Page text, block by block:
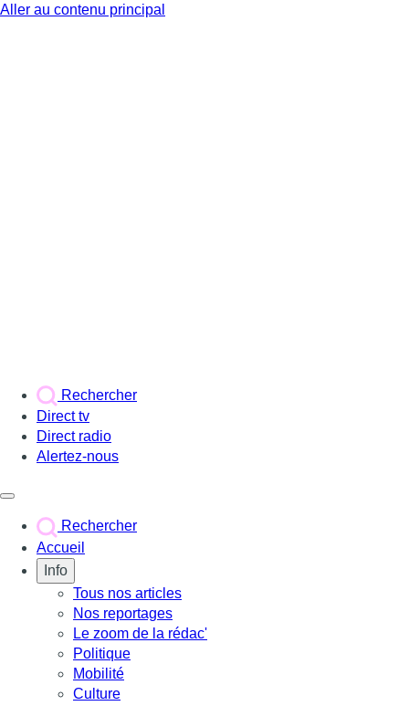
Aller au contenu principal
Rechercher
Direct tv
Direct radio
Alertez-nous
Rechercher
Accueil
Info
Tous nos articles
Nos reportages
Le zoom de la rédac'
Politique
Mobilité
Culture